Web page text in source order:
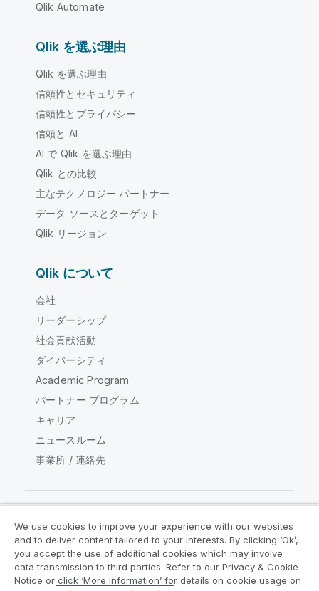
Qlik Automate
Qlik を選ぶ理由
Qlik を選ぶ理由
信頼性とセキュリティ
信頼性とプライバシー
信頼と AI
AI で Qlik を選ぶ理由
Qlik との比較
主なテクノロジー パートナー
データ ソースとターゲット
Qlik リージョン
Qlik について
会社
リーダーシップ
社会貢献活動
ダイバーシティ
Academic Program
パートナー プログラム
キャリア
ニュースルーム
事業所 / 連絡先
Qlik コミュニティ
法的契約 製品規約
Legal Policies
We use cookies to improve your experience with our websites
and to deliver content tailored to your interests. By clicking ‘Ok’,
you accept the use of additional cookies which may involve
data transmission to third parties. Refer to our Privacy & Cookie
Notice or click ‘More Information’ for details on cookie usage on